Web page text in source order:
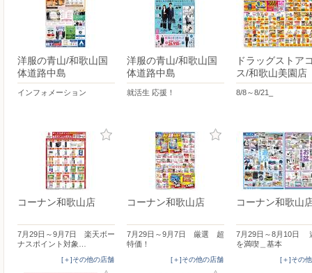
洋服の青山/和歌山国
体道路中島
インフォメーション
洋服の青山/和歌山国
体道路中島
就活生 応援！
ドラッグストア
ス/和歌山美園店
8/8～8/21_
コーナン和歌山店
7月29日～9月7日 楽天ボー
ナスポイント対象…
[＋]その他の店舗
コーナン和歌山店
7月29日～9月7日 厳選 超
特価！
[＋]その他の店舗
コーナン和歌山
7月29日～8月10日
を満喫＿基本
[＋]その